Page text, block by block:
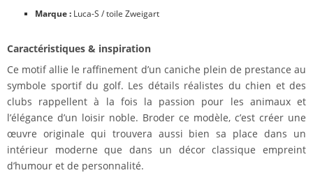
Marque : Luca-S / toile Zweigart
Caractéristiques & inspiration
Ce motif allie le raffinement d’un caniche plein de prestance au
symbole sportif du golf. Les détails réalistes du chien et des
clubs rappellent à la fois la passion pour les animaux et
l’élégance d’un loisir noble. Broder ce modèle, c’est créer une
œuvre originale qui trouvera aussi bien sa place dans un
intérieur moderne que dans un décor classique empreint
d’humour et de personnalité.